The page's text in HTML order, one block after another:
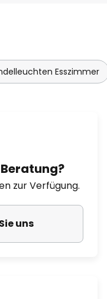
Esszimmer
zur Verfügung.
uns